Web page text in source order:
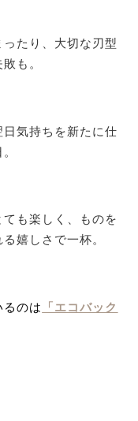
たり、大切な刃型
も。
気持ちを新たに仕
も楽しく、ものを
嬉しさで一杯。
のは
「エコバック